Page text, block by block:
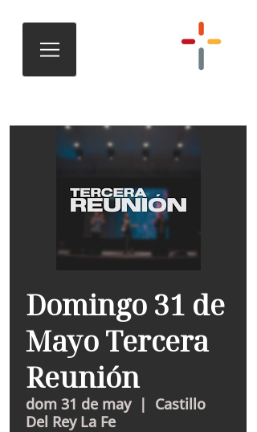
Domingo 31 de
Mayo Tercera
Reunión
dom 31 de may
  |
Castillo
Del Rey La Fe